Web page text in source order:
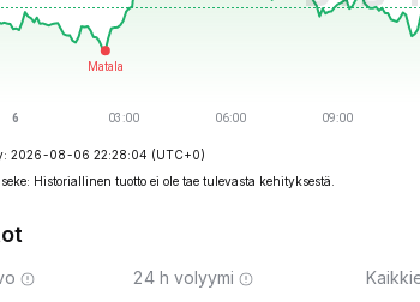
2026-08-06 22:28:04 (UTC+0)
Historiallinen tuotto ei ole tae tulevasta kehityksestä.
24 h volyymi